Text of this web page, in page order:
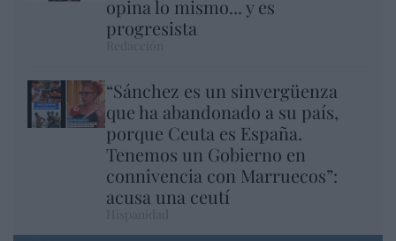
opina lo mismo... y es
progresista
“Sánchez es un sinvergüenza
que ha abandonado a su país,
porque Ceuta es España.
Tenemos un Gobierno en
connivencia con Marruecos”:
acusa una ceutí